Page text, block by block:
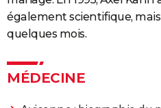
également scientifique,
quelques mois.
MÉDECINE